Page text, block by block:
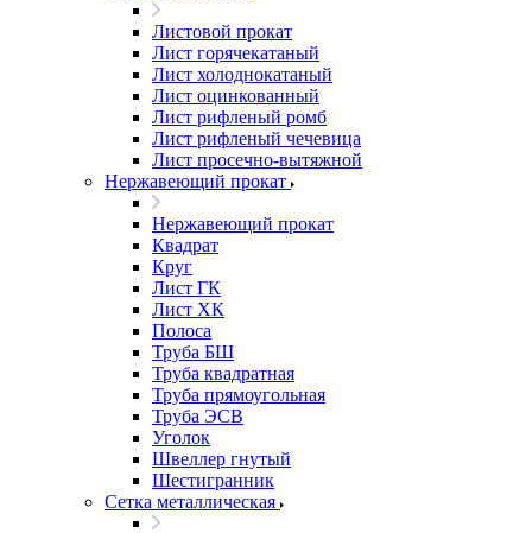
Листовой прокат
Лист горячекатаный
Лист холоднокатаный
Лист оцинкованный
Лист рифленый ромб
Лист рифленый чечевица
Лист просечно-вытяжной
Нержавеющий прокат
Нержавеющий прокат
Квадрат
Круг
Лист ГК
Лист ХК
Полоса
Труба БШ
Труба квадратная
Труба прямоугольная
Труба ЭСВ
Уголок
Швеллер гнутый
Шестигранник
Сетка металлическая